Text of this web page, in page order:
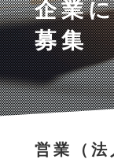
企業
募集
営業（